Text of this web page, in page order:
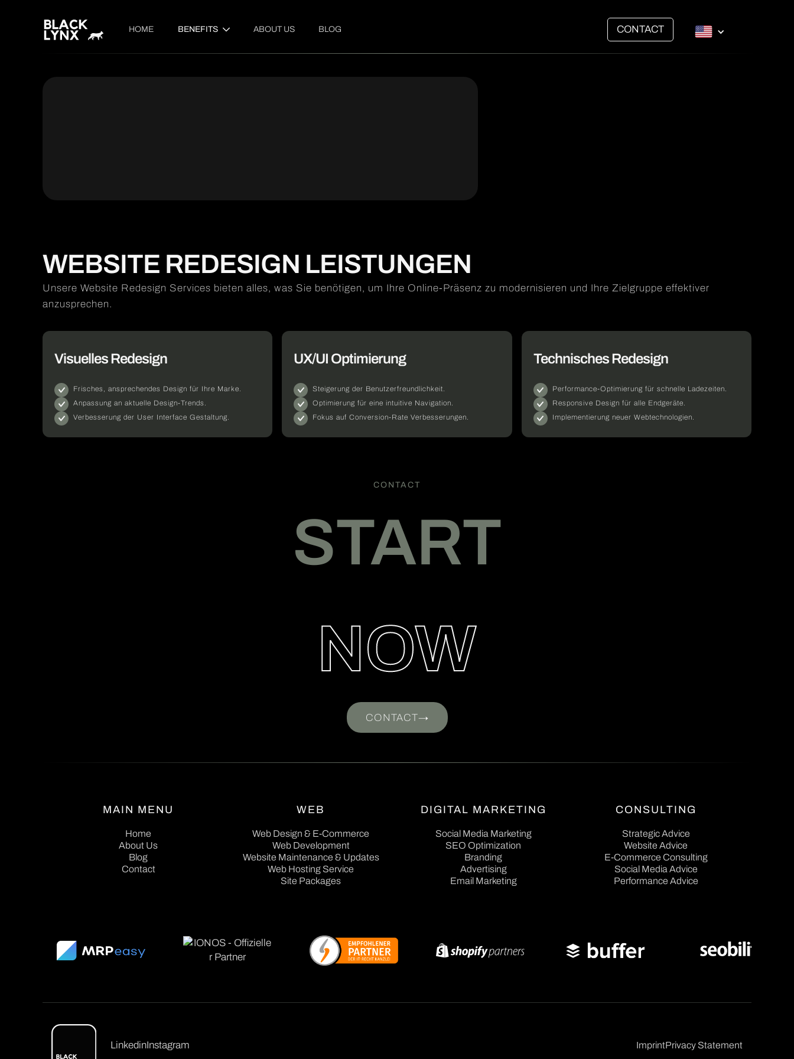
HOME BENEFITS ABOUT US BLOG CONTACT
WEBSITE REDESIGN LEISTUNGEN
Unsere Website Redesign Services bieten alles, was Sie benötigen, um Ihre Online-Präsenz zu modernisieren und Ihre Zielgruppe effektiver
anzusprechen.
Visuelles Redesign
Frisches, ansprechendes Design für Ihre Marke.
Anpassung an aktuelle Design-Trends.
Verbesserung der User Interface Gestaltung.
UX/UI Optimierung
Steigerung der Benutzerfreundlichkeit.
Optimierung für eine intuitive Navigation.
Fokus auf Conversion-Rate Verbesserungen.
Technisches Redesign
Performance-Optimierung für schnelle Ladezeiten.
Responsive Design für alle Endgeräte.
Implementierung neuer Webtechnologien.
CONTACT
START
NOW
CONTACT→
MAIN MENU
Home
Home
About Us
About Us
Blog
Blog
Contact
WEB
Web Design & E-Commerce
Web Design & E-Commerce
Web Development
Web Development
Website Maintenance & Updates
Website Maintenance & Updates
Web Hosting Service
Web Hosting Service
Site Packages
DIGITAL MARKETING
Social Media Marketing
Social Media Marketing
SEO Optimization
SEO Optimization
Branding
Branding
Advertising
Advertising
Email Marketing
CONSULTING
Strategic Advice
Strategic Advice
Website Advice
Website Advice
E-Commerce Consulting
E-Commerce Consulting
Social Media Advice
Social Media Advice
Performance Advice
LinkedinInstagram
ImprintPrivacy Statement